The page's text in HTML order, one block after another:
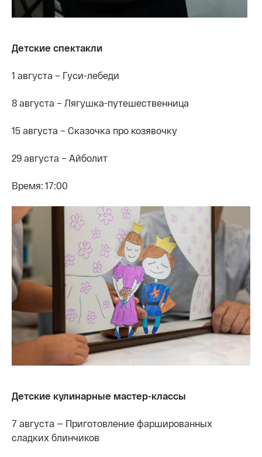
Детские спектакли
1 августа – Гуси-лебеди
8 августа – Лягушка-путешественница
15 августа – Сказочка про козявочку
29 августа – Айболит
Время: 17:00
Детские кулинарные мастер-классы
7 августа — Приготовление фаршированных
сладких блинчиков